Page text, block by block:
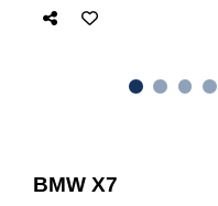
BMW X7